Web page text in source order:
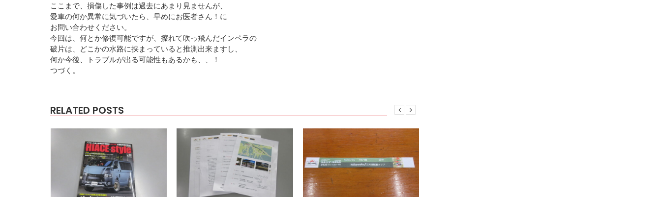
ここまで、損傷した事例は過去にあまり見ませんが、
愛車の何か異常に気づいたら、早めにお医者さん！に
お問い合わせください。
今回は、何とか修復可能ですが、擦れて吹っ飛んだインペラの
破片は、どこかの水路に挟まっていると推測出来ますし、
何か今後、トラブルが出る可能性もあるかも、、！
つづく。
RELATED POSTS